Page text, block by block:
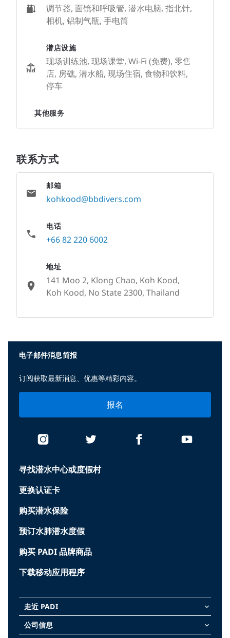
调节器, 面镜和呼吸管, 潜水电脑, 指北针,
相机, 铝制气瓶, 手电筒
潜店设施
现场训练池, 现场课堂, Wi-Fi (免费), 零售
店, 房礁, 潜水船, 现场住宿, 食物和饮料,
停车
其他服务
联系方式
邮箱
kohkood@bbdivers.com
电话
+66 82 220 6002
地址
141 Moo 2, Klong Chao, Koh Kood,
Koh Kood, No State 2300, Thailand
寻找潜水中心或度假村
更换认证卡
购买潜水保险
预订水肺潜水度假
购买 PADI 品牌商品
下载移动应用程序
走近 PADI keyboard_arrow_down
公司信息 keyboard_arrow_down
电子邮件消息简报
订阅获取最新消息、优惠等精彩内容。
报名